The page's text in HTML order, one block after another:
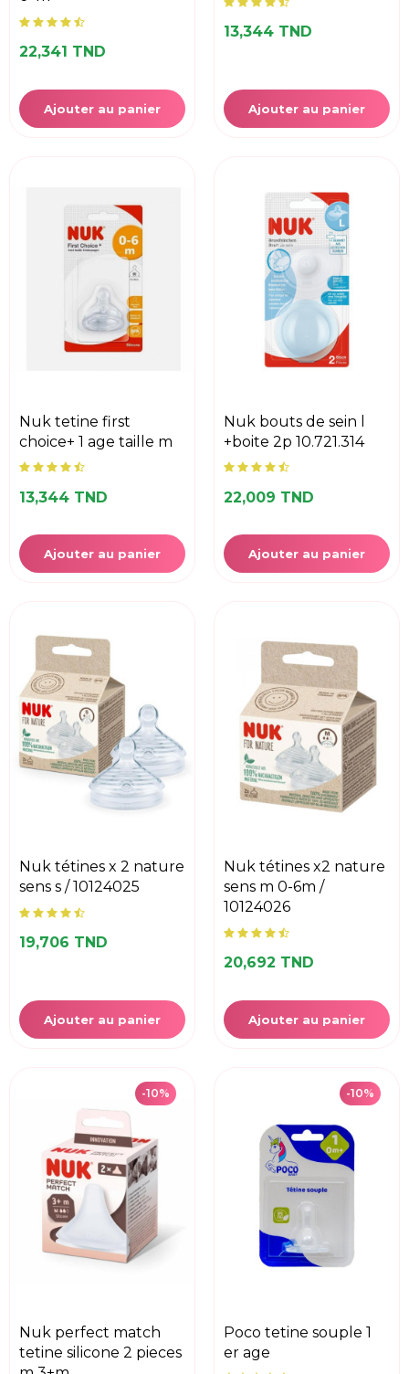
22,341 TND
Ajouter au panier
13,344 TND
Ajouter au panier
nuk tetine first
choice+ 1 age taille m
13,344 TND
Ajouter au panier
nuk bouts de sein l
+boite 2p 10.721.314
22,009 TND
Ajouter au panier
nuk tétines x 2 nature
sens s / 10124025
19,706 TND
Ajouter au panier
nuk tétines x2 nature
sens m 0-6m /
10124026
20,692 TND
Ajouter au panier
-10%
nuk perfect match
tetine silicone 2 pieces
-10%
poco tetine souple 1
er age